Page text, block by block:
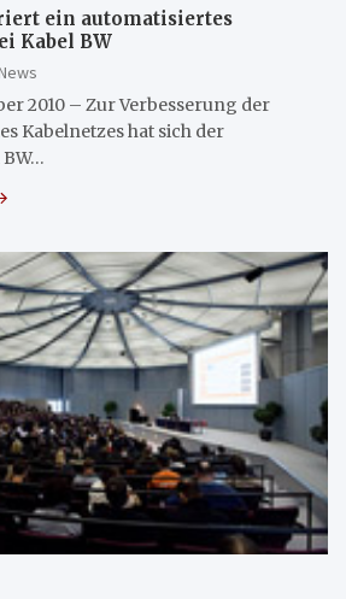
ein automatisiertes
Kabel BW
2010 – Zur Verbesserung der
Kabelnetzes hat sich der